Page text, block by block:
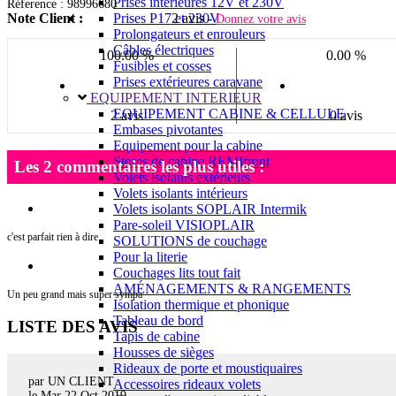
Prises P17 et 230V
Prolongateurs et enrouleurs
Câbles électriques
Fusibles et cosses
Prises extérieures caravane
EQUIPEMENT INTERIEUR
EQUIPEMENT CABINE & CELLULE
Embases pivotantes
Equipement pour la cabine
Stores de cabine REMIfront
Volets isolants extérieurs
Volets isolants intérieurs
Volets isolants SOPLAIR Intermik
Pare-soleil VISIOPLAIR
SOLUTIONS de couchage
Pour la literie
Couchages lits tout fait
AMÉNAGEMENTS & RANGEMENTS
Isolation thermique et phonique
Tableau de bord
Tapis de cabine
Housses de sièges
Rideaux de porte et moustiquaires
Accessoires rideaux volets
Réference : 98996680
Note Client : 2 avis -Donnez votre avis
100.00 %
2 avis
0.00 %
0 avis
Les 2 commentaires les plus utiles :
c'est parfait rien à dire
Un peu grand mais super sympa
LISTE DES AVIS
par UN CLIENT